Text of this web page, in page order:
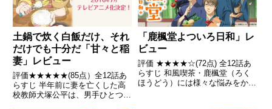
土鍋で炊く白飯だけ、それ
だけでも十分だ「甘々と稲
妻」レビュー
評価★★★★★(85点）全12話あ
らすじ 半年前に妻を亡くした高
校教師犬塚公平は、男手ひとつで
「鹿楓堂よついろ日和」レ
ビュー
評価 ★★★★☆(72点) 全12話あ
らすじ 和風喫茶・鹿楓堂（ろく
ほうどう）には様々な悩みをかか